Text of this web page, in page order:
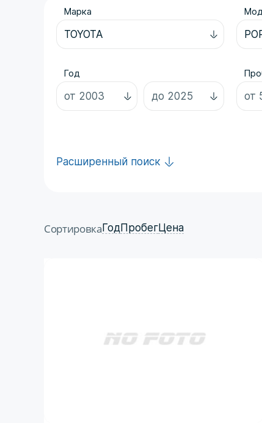
Марка
Год
Расширенный поиск
Сортировка ГодПробегЦена